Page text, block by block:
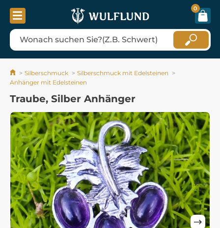
0
Silberschmuck
Silberschmuck mit Edelsteinen
Anhänger mit Edelsteinen
Traube, Silber Anhänger